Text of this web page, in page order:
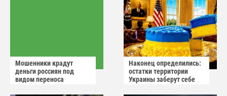
сценариев"
Мошенники крадут
деньги россиян под
видом переноса
Наконец определились:
остатки территории
Украины заберут себе